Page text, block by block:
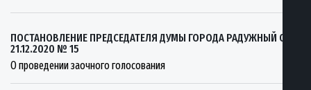
ПОСТАНОВЛЕНИЕ ПРЕДСЕДАТЕЛЯ ДУМЫ ГОРОДА РАДУЖНЫЙ ОТ
21.12.2020 № 15
О проведении заочного голосования